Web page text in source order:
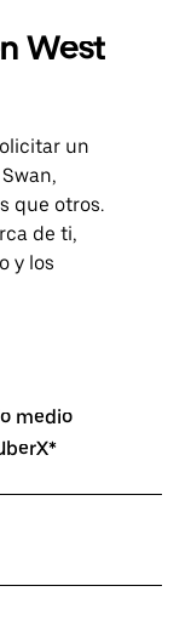
West
un
que otros.
de ti,
y los
medio